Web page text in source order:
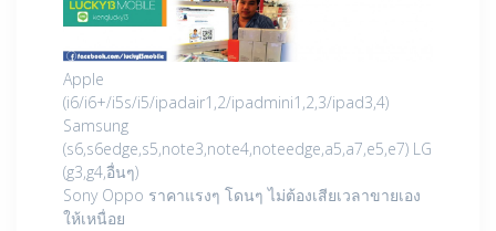
Apple
(i6/i6+/i5s/i5/ipadair1,2/ipadmini1,2,3/ipad3,4)
Samsung
(s6,s6edge,s5,note3,note4,noteedge,a5,a7,e5,e7) LG
(g3,g4,อื่นๆ)
Sony Oppo ราคาแรงๆ โดนๆ ไม่ต้องเสียเวลาขายเอง
ให้เหนื่อย